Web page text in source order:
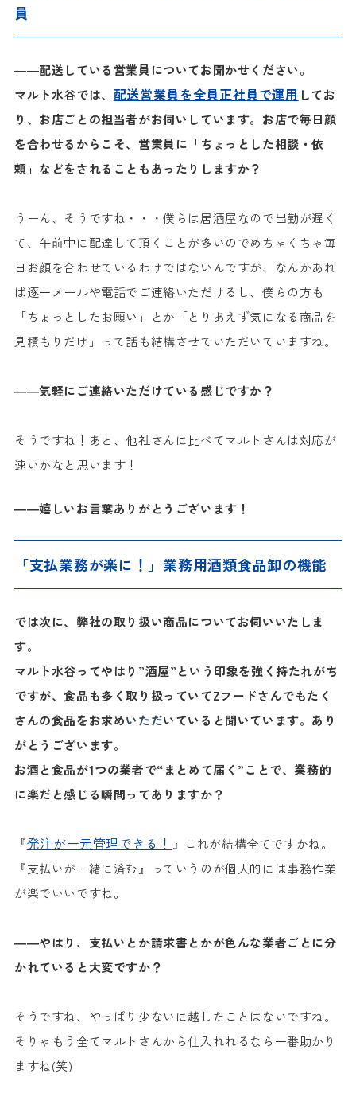
員
――配送している営業員についてお聞かせください。
マルト水谷では、 配送営業員を全員正社員で運用 してお
り、お店ごとの担当者がお伺いしています。 お店で毎日顔
を合わせるからこそ、営業員に「ちょっとした相談・依
頼」などをされることもあったりしますか？
うーん、そうですね・・・僕らは居酒屋なので出勤が遅く
て、午前中に配達して頂くことが多いのでめちゃくちゃ毎
日お顔を合わせているわけではないんですが、なんかあれ
ば逐一メールや電話でご連絡いただけるし、僕らの方も
「ちょっとしたお願い」とか「とりあえず気になる商品を
見積もりだけ」って話も結構させていただいていますね。
――気軽にご連絡いただけている感じですか？
そうですね！あと、他社さんに比べてマルトさんは対応が
速いかなと思います！
――嬉しいお言葉ありがとうございます！
「支払業務が楽に！」業務用酒類食品卸の機能
では次に、弊社の取り扱い商品についてお伺いいたしま
す。
マルト水谷ってやはり”酒屋”という印象を強く持たれがち
ですが、食品も多く取り扱っていてZフードさんでもたく
さんの食品をお求めいただいていると聞いています。あり
がとうございます。
お酒と食品が1つの業者で“まとめて届く”ことで、業務的
に楽だと感じる瞬間ってありますか？
『発注が一元管理できる！ 』これが結構全てですかね。
『支払いが一緒に済む』っていうのが個人的には事務作業
が楽でいいですね。
――やはり、支払いとか請求書とかが色んな業者ごとに分
かれていると大変ですか？
そうですね、やっぱり少ないに越したことはないですね。
そりゃもう全てマルトさんから仕入れれるなら一番助かり
ますね(笑)